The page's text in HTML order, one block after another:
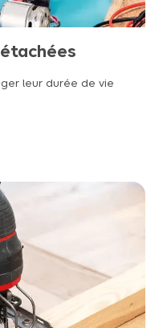
leur durée de vie